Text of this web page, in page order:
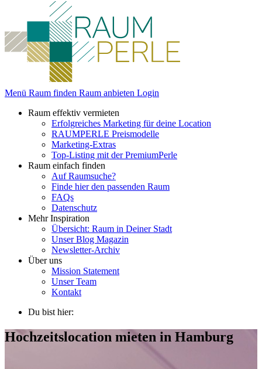
Menü Raum finden Raum anbieten Login
Raum effektiv vermieten
Erfolgreiches Marketing für deine Location
RAUMPERLE Preismodelle
Marketing-Extras
Top-Listing mit der PremiumPerle
Raum einfach finden
Auf Raumsuche?
Finde hier den passenden Raum
FAQs
Datenschutz
Mehr Inspiration
Übersicht: Raum in Deiner Stadt
Unser Blog Magazin
Newsletter-Archiv
Über uns
Mission Statement
Unser Team
Kontakt
Du bist hier:
Hochzeitslocation mieten in Hamburg